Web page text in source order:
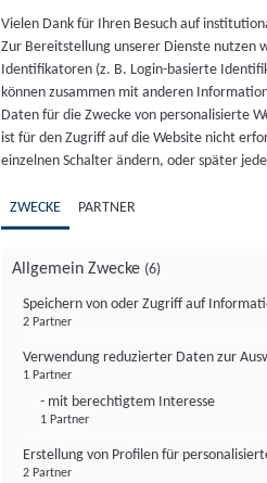
Vielen Dank für Ihren Besuch auf
Zur Bereitstellung unserer Dienste nutzen
Identifikatoren (z. B. Login-basierte
können zusammen mit anderen
Daten für die Zwecke von personalisierte
ist für den Zugriff auf die Website nicht
einzelnen Schalter ändern, oder später
ZWECKE PARTNER
Allgemein Zwecke (6)
Speichern von oder Zugriff auf
2 Partner
Verwendung reduzierter Daten zur
1 Partner
- mit berechtigtem Interesse
1 Partner
Erstellung von Profilen für
2 Partner